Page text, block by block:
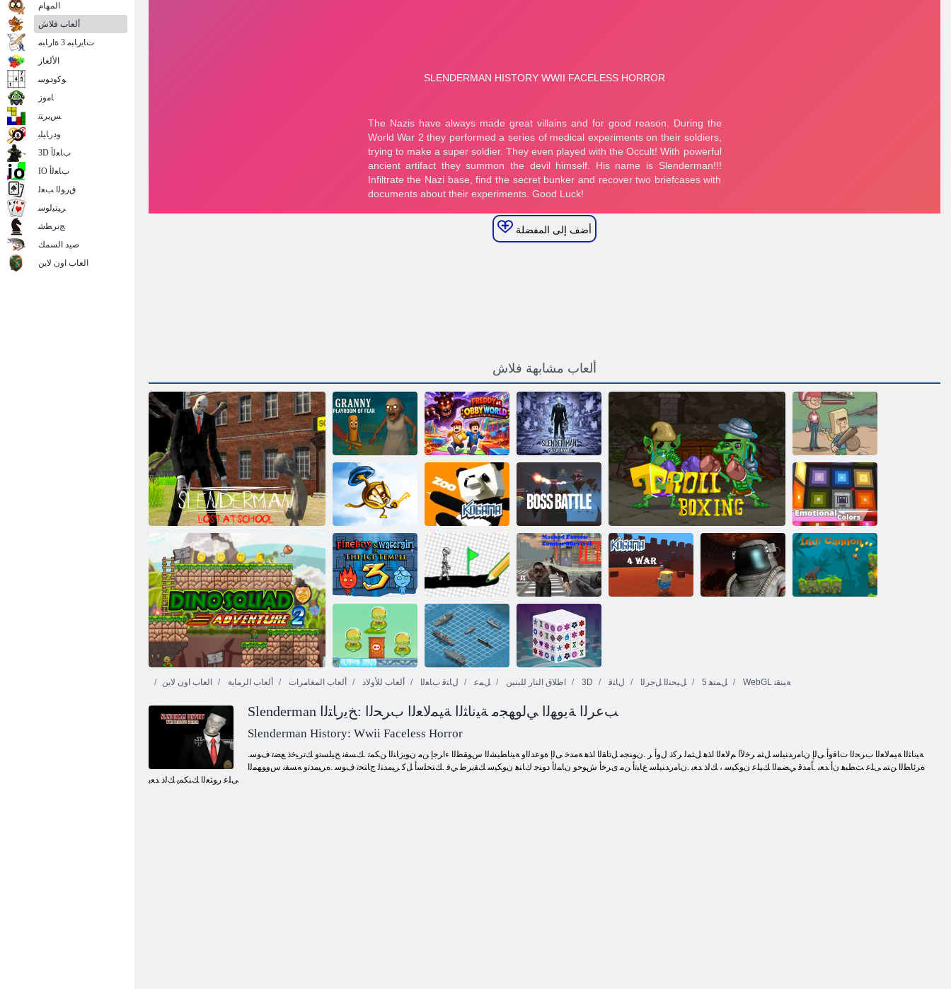
أضف إلى المفضلة
ألعاب مشابهة فلاش
ﺔﺳﺭﺪﻤﻟﺍ ﻲﻓ ﺮﺴﺧ ﻥﺎﻣ ﺭﺪﻨﻠﺳ
ﻑﻮﺨﻟﺍ ﻦﻣ
ﺓﺪﺠﻟﺍ ﺏﺎﻌﻟﺃ
ﺔﻓﺮﻏ
ﺪﻟﺭﻭﻭ ﻲﺑﻭﺃ ﻲﻓ
ﻱﺪﻳﺮﻓ
ﻒﻴﺤﻨﻟﺍ ﻞﺟﺮﻟﺍ
ﺔﺤﻳﺮﺷ ﺰﻐﻟ
ﻲﻔﻠﺨﻟﺍ ءﺎﻨﻔﻟﺍ
ﻝﺎﻄﺑﺃ
ﻉﺭﺩ ﻭ ﺡﺎﺘﻔﻣ
ﻥﺍﻮﻴﺤﻟﺍ ﺔﻘﻳﺪﺣ
:ﺎﻣﺎﻏﻮﻛ
ءﺎﻤﻋﺰﻟﺍ ﺔﻛﺮﻌﻣ
:ﺎﻣﺎﻏﻮﻛ
ﺔﻴﻔﻃﺎﻌﻟﺍ ﻥﺍﻮﻟﻷ ﺍ
:ﺎﻣﺎﺟﻮﻛ
Fireboy ﻭ
Watergirl 3:
ﺪﻴﻠﺠﻟﺍ ﺪﺒﻌﻣ
رسم اللعب
ﺓﺎﻴﺤﻟﺍ ﺪﻴﻗ ﻰﻠﻋ
ءﺎﻘﺒﻟﺍ ﺔﺑﻮﺒﻴﻏ
:ﻦﻴﻤﺜﻠﻣ ﺕﺍﻮﻗ
ﺦﻳﺮﻤﻟﺍ ﺓﺍﺭﺎﺒﻣ
ﺮﻘﺒﻟﺍ ﺓﺎﻋﺭ
ﺔﻴﺑﺮﺣ ﺏﺮﺤﻟﺍ
Mahjong
Dimensions
العاب اون لاين ألعاب الرماية ألعاب المغامرات ألعاب للأولاد ﻝﺎﺘﻗ ﺏﺎﻌﻟﺍ ﻞﻤﻋ اطلاق النار للبنين 3D ﻝﺎﺘﻗ ﻞﻴﺤﻨﻟﺍ ﻞﺟﺮﻟﺍ 5 ﻞﻤﺘﻫ WebGL ﺔﻴﻨﻘﺗ
Slenderman ﺐﻋﺮﻟﺍ ﺔﻳﻮﻬﻟﺍ ﻲﻟﻮﻬﺠﻣ ﺔﻴﻧﺎﺜﻟﺍ ﺔﻴﻤﻟﺎﻌﻟﺍ ﺏﺮﺤﻟﺍ :ﺦﻳﺭﺎﺘﻟﺍ
Slenderman History: Wwii Faceless Horror
.ﺔﻴﻧﺎﺜﻟﺍ ﺔﻴﻤﻟﺎﻌﻟﺍ ﺏﺮﺤﻟﺍ ﺕﺎﻗﻭﺃ ﻰﻟﺇ ﻥﺎﻣﺭﺪﻨﻴﻠﺳ ﻞﺜﻣ ﺮﺧﻵ ﺍ ﻢﻟﺎﻌﻟﺍ ﺍﺬﻫ ﻞﺜﻤﻟ ﺮﻛﺫ ﻝﻭﺃ ﺮ .ﻥﻮﻨﺠﻣ ﻞﺗﺎﻘﻟﺍ ﺍﺬﻫ ﺔﻣﺪﺧ ﻰﻟﺇ ﺓﻮﻋﺪﻟﺍﻭ ﺔﻴﻧﺎﻄﻴﺸﻟﺍ ﺱﻮﻘﻄﻟﺍ ءﺍﺮﺟﺇ ﻦﻣ ﻥﻮﻳﺯﺎﻨﻟﺍ ﻦﻜﻤﺗ .ﻚﺴﻔﻧ ﺢﻴﻠﺴﺗﻭ ﻚﺗﺮﻴﺧﺫ ﻊﻀﺗ ﻑﻮﺳ
ﺓﺮﺋﺎﻄﻟﺍ ﻦﺘﻣ ﻰﻠﻋ ﺖﻄﺒﻫ ﻥﺃ ﺪﻌﺑ .ﺎًﻣﺪﻗ ﻲﻀﻤﻟﺍ ﻚﻴﻠﻋ ﻥﻮﻜﻴﺳ ، ﻚﻟﺫ ﺪﻌﺑ .ﻥﺎﻣﺭﺪﻨﻴﻠﺳ ﻉﺎﺒﺗﺃ ﻦﻣ ﻯﺮﺧﺃ ﺵﻮﺣﻭ ﻥﺎﻤﻟﺃ ﺩﻮﻨﺟ ﻙﺎﻨﻫ ﻥﻮﻜﻴﺳ ﻚﻘﻳﺮﻃ ﻲﻓ .ﻚﺘﺤﻠﺳﺃ ﻞﻛ ﺮﻴﻣﺪﺘﻟ ﺝﺎﺘﺤﺗ ﻑﻮﺳ .ﻩﺮﻴﻣﺪﺗﻭ ﻪﺴﻔﻧ ﺱﻭﻮﻬﻤﻟﺍ
ﻰﻠﻋ ﺭﻮﺜﻌﻟﺍ ﻚﻨﻜﻤﻳ ﻚﻟﺫ ﺪﻌﺑ
المهام
ألعاب فلاش
ﺕﺎﻳﺭﺎﺒﻣ 3 ﺓﺍﺭﺎﺒﻣ
الألغاز
ﻮﻛﻭﺩﻮﺳ
ﺎﻣﻭﺯ
ﺲﻳﺮﺘﺗ
ﻭﺩﺭﺎﻴﻠﺑ
3D ﺏﺎﻌﻟﺃ
IO ﺏﺎﻌﻟﺃ
ﻕﺭﻮﻟﺍ ﺐﻌﻟ
ﺮﻴﺘﻴﻟﻮﺳ
ﺞﻧﺮﻄﺷ
صيد السمك
العاب اون لاين